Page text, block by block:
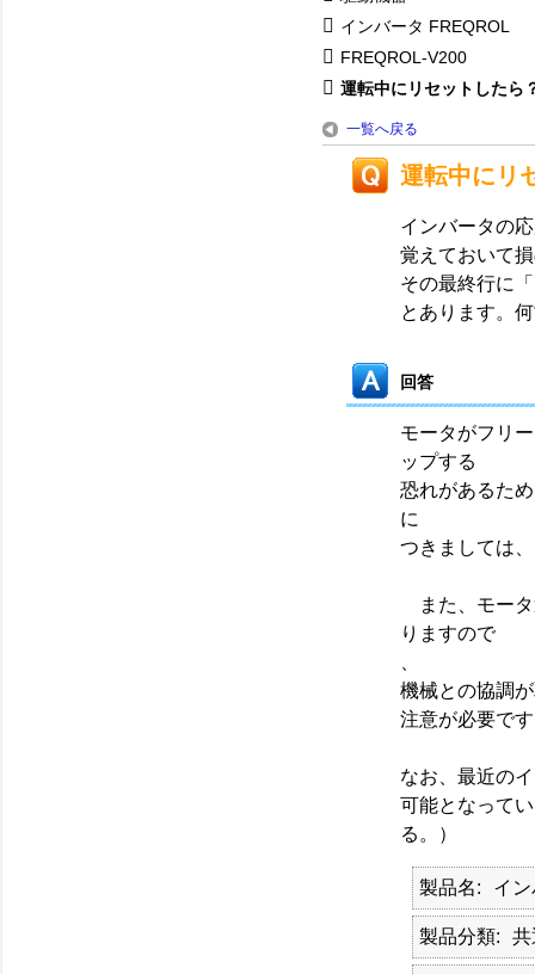
インバータ FREQROL
FREQROL-V200
運転中にリセットしたら
一覧へ戻る
運転中にリ
インバータの
覚えておいて
その最終行に
とあります。
回答
モータがフリ
ップする
恐れがあるた
に
つきましては
また、モータ
りますので
機械との協調
注意が必要で
なお、最近の
可能となって
る。）
製品名 イ
製品分類 共